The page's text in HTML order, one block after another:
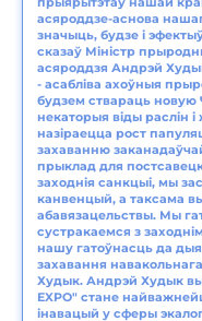
асяроддзе-аснова
значыць, будзе і
сказаў Міністр
асяроддзя Андрэй
- асабліва ахоўныя
будзем ствараць
некаторыя віды раслін
назіраецца рост
захаванню
прыклад для
заходнія санкцыі, мы
канвенцый, а таксама
абавязацельствы. Мы
сустракаемся з
нашу гатоўнасць да
захавання
Худык. Андрэй Худык
EXPO" стане
інавацый у сферы